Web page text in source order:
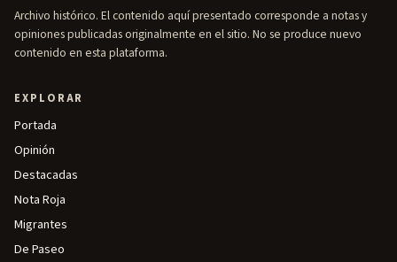
Archivo histórico. El contenido aquí presentado corresponde a notas y
opiniones publicadas originalmente en el sitio. No se produce nuevo
contenido en esta plataforma.
EXPLORAR
Portada
Opinión
Destacadas
Nota Roja
Migrantes
De Paseo